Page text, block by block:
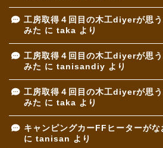
工房取得４回目の木工diyerが思
みた に taka より
工房取得４回目の木工diyerが思
みた に tanisandiy より
工房取得４回目の木工diyerが思
みた に taka より
キャンピングカーFFヒーターが
に tanisan より